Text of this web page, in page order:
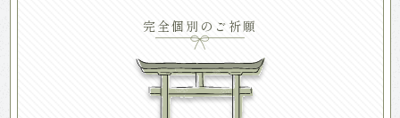
完全個別のご祈願